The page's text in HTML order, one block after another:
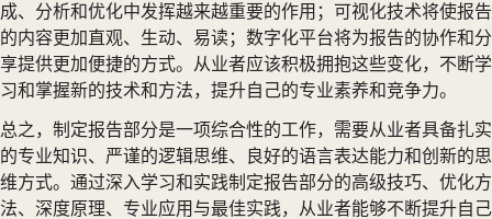
成、分析和优化中发挥越来越重要的作用；可视化技术将使报告
的内容更加直观、生动、易读；数字化平台将为报告的协作和分
享提供更加便捷的方式。从业者应该积极拥抱这些变化，不断学
习和掌握新的技术和方法，提升自己的专业素养和竞争力。
总之，制定报告部分是一项综合性的工作，需要从业者具备扎实
的专业知识、严谨的逻辑思维、良好的语言表达能力和创新的思
维方式。通过深入学习和实践制定报告部分的高级技巧、优化方
法、深度原理、专业应用与最佳实践，从业者能够不断提升自己